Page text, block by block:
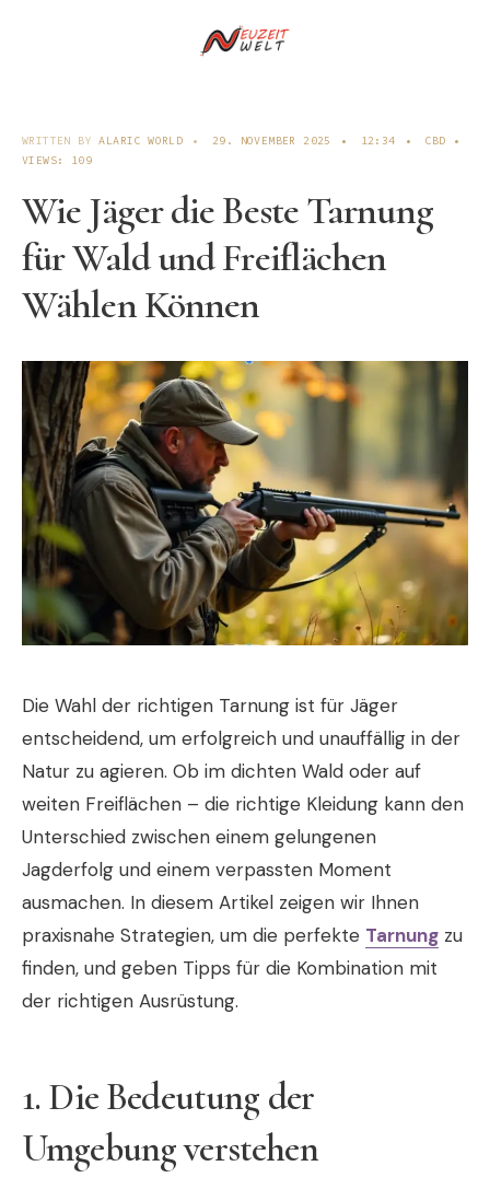
WRITTEN BYALARIC WORLD • 29. NOVEMBER 2025 • 12:34 • CBD
•
VIEWS: 109
Wie Jäger die Beste Tarnung
für Wald und Freiflächen
Wählen Können
Die Wahl der richtigen Tarnung ist für Jäger
entscheidend, um erfolgreich und unauffällig in der
Natur zu agieren. Ob im dichten Wald oder auf
weiten Freiflächen – die richtige Kleidung kann den
Unterschied zwischen einem gelungenen
Jagderfolg und einem verpassten Moment
ausmachen. In diesem Artikel zeigen wir Ihnen
praxisnahe Strategien, um die perfekte Tarnung zu
finden, und geben Tipps für die Kombination mit
der richtigen Ausrüstung.
1. Die Bedeutung der
Umgebung verstehen